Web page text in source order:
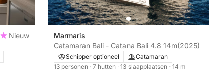
Nieuw
Marmaris
Catamaran Bali - Catana Bali 4.8 14m(2025)
Schipper optioneel
Catamaran
13 personen · 7 hutten · 13 slaapplaatsen · 14 m